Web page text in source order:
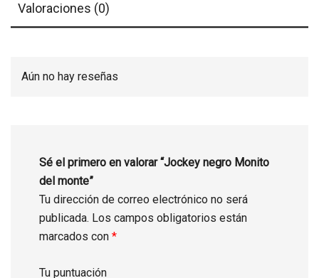
Valoraciones (0)
Aún no hay reseñas
Sé el primero en valorar “Jockey negro Monito
del monte”
Tu dirección de correo electrónico no será
publicada. Los campos obligatorios están
marcados con *
Tu puntuación